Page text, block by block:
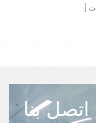
اتصل بنا